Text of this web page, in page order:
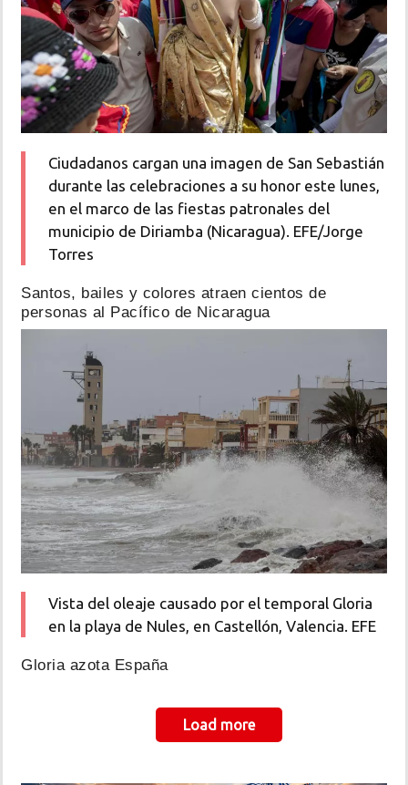
Ciudadanos cargan una imagen de San Sebastián
durante las celebraciones a su honor este lunes,
en el marco de las fiestas patronales del
municipio de Diriamba (Nicaragua). EFE/Jorge
Torres
Santos, bailes y colores atraen cientos de
personas al Pacífico de Nicaragua
Vista del oleaje causado por el temporal Gloria
en la playa de Nules, en Castellón, Valencia. EFE
Gloria azota España
Load more